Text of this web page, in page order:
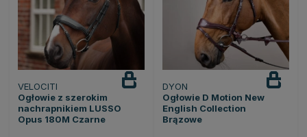
VELOCITI
Ogłowie z szerokim
nachrapnikiem LUSSO
Opus 180M Czarne
DYON
Ogłowie D Motion New
English Collection
Brązowe